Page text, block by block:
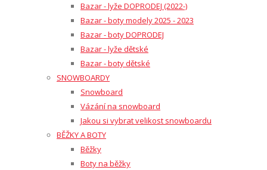
Bazar - lyže DOPRODEJ (2022-)
Bazar - boty modely 2025 - 2023
Bazar - boty DOPRODEJ
Bazar - lyže dětské
Bazar - boty dětské
SNOWBOARDY
Snowboard
Vázání na snowboard
Jakou si vybrat velikost snowboardu
BĚŽKY A BOTY
Běžky
Boty na běžky